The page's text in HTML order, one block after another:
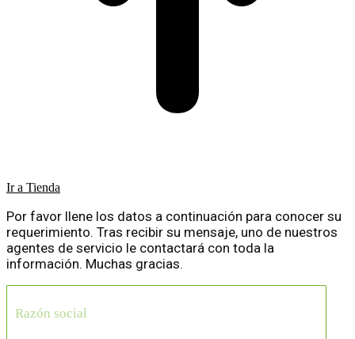
Ir a Tienda
Por favor llene los datos a continuación para conocer su
requerimiento. Tras recibir su mensaje, uno de nuestros
agentes de servicio le contactará con toda la
información. Muchas gracias.